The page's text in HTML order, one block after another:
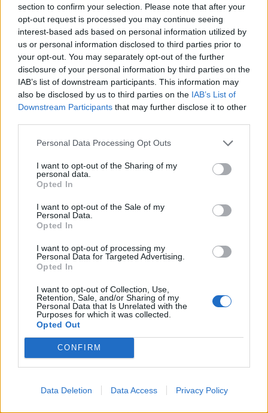
section to confirm your selection. Please note that after your
opt-out request is processed you may continue seeing
interest-based ads based on personal information utilized by
us or personal information disclosed to third parties prior to
your opt-out. You may separately opt-out of the further
disclosure of your personal information by third parties on the
IAB’s list of downstream participants. This information may
also be disclosed by us to third parties on the IAB’s List of
Downstream Participants that may further disclose it to other
Personal Data Processing Opt Outs
I want to opt-out of the Sharing of my
personal data.
Opted In
I want to opt-out of the Sale of my
Personal Data.
Opted In
I want to opt-out of processing my
Personal Data for Targeted Advertising.
Opted In
I want to opt-out of Collection, Use,
Retention, Sale, and/or Sharing of my
Personal Data that Is Unrelated with the
Purposes for which it was collected.
Opted Out
CONFIRM
Data Deletion Data Access Privacy Policy
Minősítés
Hogyan lehet minősített
kutyabarát helyed?
Megismerem
Javasolj egy kutyabarát helyet!